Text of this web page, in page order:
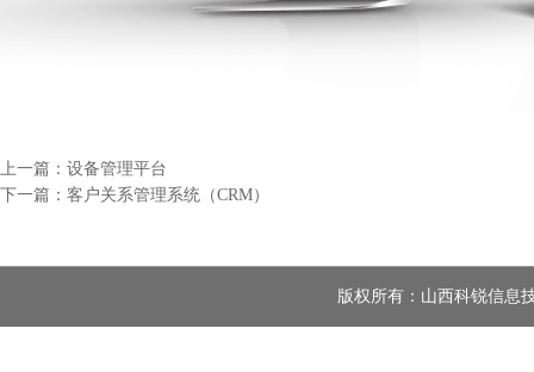
上一篇：设备管理平台
下一篇：客户关系管理系统（CRM）
版权所有：山西科锐信息